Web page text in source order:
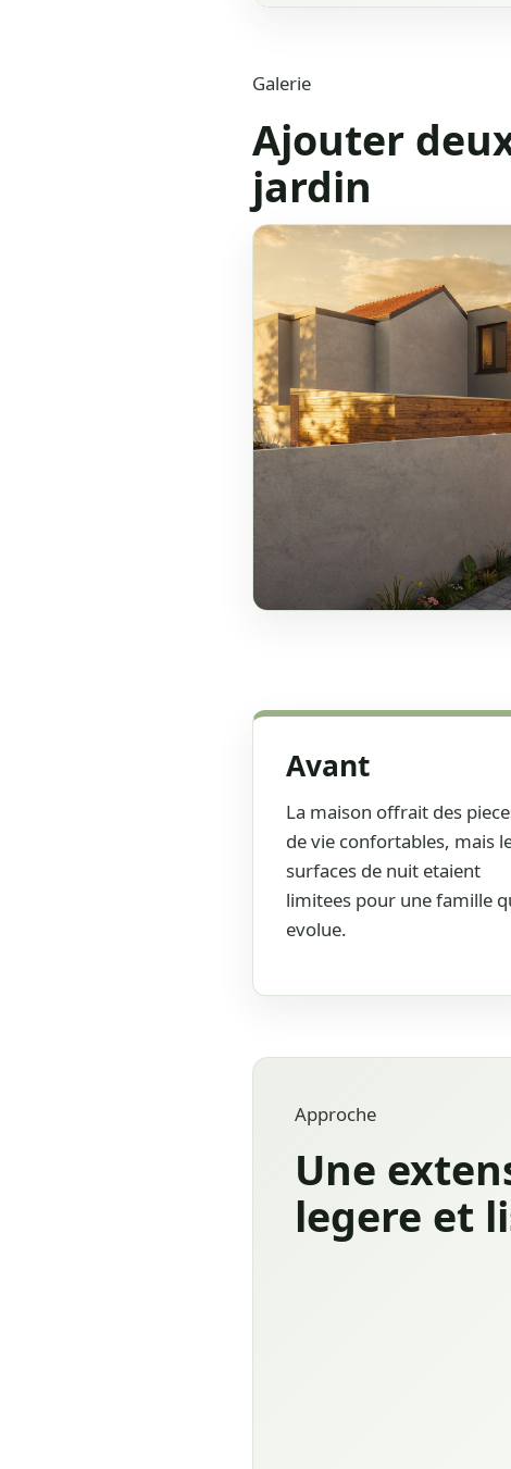
Galerie
Ajouter
jardin
Avant
La maison offrait des
de vie confortables, mais
surfaces de nuit etaient
limitees pour une famille
evolue.
Approche
Une
legere et